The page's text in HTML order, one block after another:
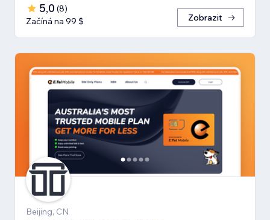
5,0 (8)
Začíná na 99 $
Zobrazit
Beijing, CN